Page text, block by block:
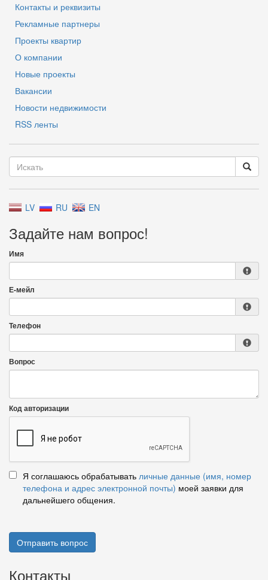
Контакты и реквизиты
Рекламные партнеры
Проекты квартир
О компании
Новые проекты
Вакансии
Новости недвижимости
RSS ленты
LV RU EN
Задайте нам вопрос!
Имя
Е-мейл
Телефон
Вопрос
Код авторизации
Я соглашаюсь обрабатывать личные данные (имя, номер
телефона и адрес электронной почты) моей заявки для
дальнейшего общения.
Отправить вопрос
Контакты